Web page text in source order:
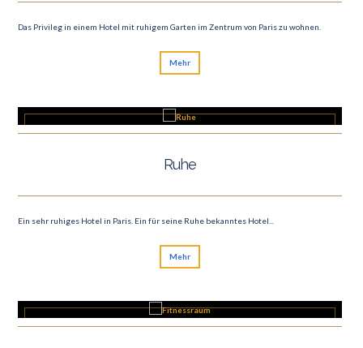
Das Privileg in einem Hotel mit ruhigem Garten im Zentrum von Paris zu wohnen.
Mehr
Ruhe
Ein sehr ruhiges Hotel in Paris. Ein für seine Ruhe bekanntes Hotel...
Mehr